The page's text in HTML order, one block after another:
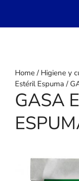
content
Home/ Higiene y
Estéril Espuma /
GASA